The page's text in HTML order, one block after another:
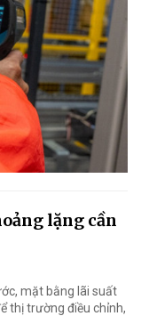
lặng cần
mặt bằng lãi suất
thị trường điều chỉnh,